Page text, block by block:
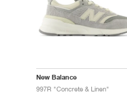
New Balance
997R "Concrete & Linen"